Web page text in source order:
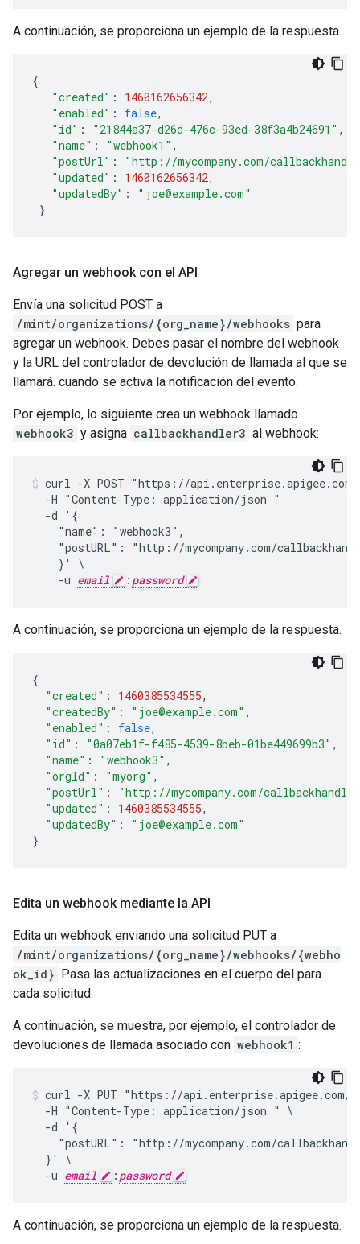
A continuación, se proporciona un ejemplo de la respuesta.
{
"created" : 1460162656342,
"enabled" : false,
"id" : "21844a37-d26d-476c-93ed-38f3a4b24691" ,
"name" : "webhook1" ,
"postUrl" :
"http://mycompany.com/
"updated" : 1460162656342,
"updatedBy" :
"joe@example.com"
}
Agregar un webhook con el API
Envía una solicitud POST a
/mint/organizations/{org_name}/webhooks para
agregar un webhook. Debes pasar el nombre del webhook
y la URL del controlador de devolución de llamada al que se
llamará. cuando se activa la notificación del evento.
Por ejemplo, lo siguiente crea un webhook llamado
webhook3 y asigna callbackhandler3 al webhook:
curl -X POST "https://api.enterprise.apigee.com/
  -H "Content-Type: application/json "
  -d '{
    "name": "webhook3",
"postURL": "http://mycompany.com/
    }' \
    -u
email : password
A continuación, se proporciona un ejemplo de la respuesta.
{
"created" : 1460385534555,
"createdBy" : "joe@example.com" ,
"enabled" : false,
"id" : "0a07eb1f-f485-4539-8beb-01be449699b3" ,
"name" : "webhook3" ,
"orgId" : "myorg" ,
"postUrl" :
"http://mycompany.com/
"updated" : 1460385534555,
"updatedBy" :
"joe@example.com"
}
Edita un webhook mediante la API
Edita un webhook enviando una solicitud PUT a
/mint/organizations/{org_name}/webhooks/{webho
ok_id} Pasa las actualizaciones en el cuerpo del para
cada solicitud.
A continuación, se muestra, por ejemplo, el controlador de
devoluciones de llamada asociado con webhook1 :
curl -X PUT "https://api.enterprise.apigee.com/v1/
  -H "Content-Type: application/json " \
  -d '{
"postURL": "http://mycompany.com/
  }' \
  -u
email : password
A continuación, se proporciona un ejemplo de la respuesta.